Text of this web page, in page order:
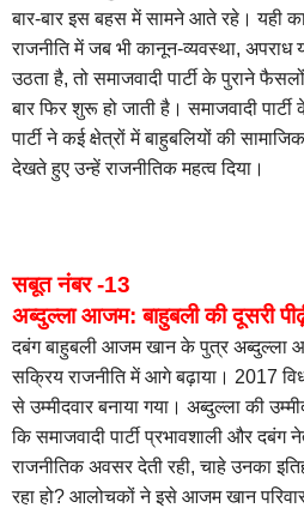
बार-बार इस बहस में सामने आते रहे। यही
राजनीति में जब भी कानून-व्यवस्था, अपराध
उठता है, तो समाजवादी पार्टी के पुराने
बार फिर शुरू हो जाती है। समाजवादी
पार्टी ने कई क्षेत्रों में बाहुबलियों की
देखते हुए उन्हें राजनीतिक महत्व दिया।
सबूत नंबर -13
अब्दुल्ला आजम: बाहुबली की दूसरी
दबंग बाहुबली आजम खान के पुत्र अब्दुल्ला
सक्रिय राजनीति में आगे बढ़ाया। 2017
से उम्मीदवार बनाया गया। अब्दुल्ला की
कि समाजवादी पार्टी प्रभावशाली और दबंग
राजनीतिक अवसर देती रही, चाहे उनका
रहा हो? आलोचकों ने इसे आजम खान